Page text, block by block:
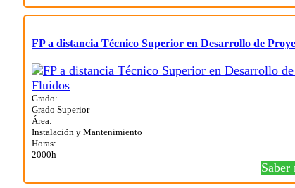
FP a distancia Técnico Superior en Desarrollo de
Grado:
Grado Superior
Área:
Instalación y Mantenimiento
Horas:
2000h
Saber